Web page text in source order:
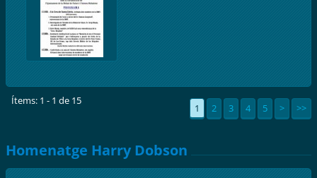
Ítems: 1 - 1 de 15
1 2 3 4 5 > >>
Homenatge Harry Dobson